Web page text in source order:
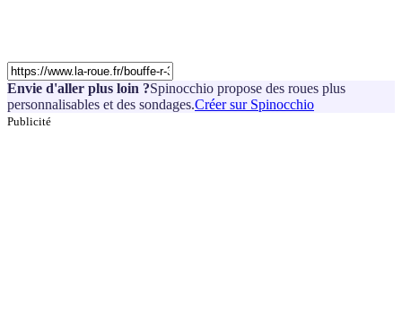
Envie d'aller plus loin ?Spinocchio propose des roues plus
personnalisables et des sondages.Créer sur Spinocchio
Publicité